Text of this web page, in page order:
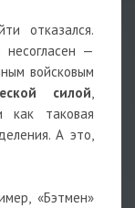
отказался.
—
войсковым
силой,
как таковая
А это,
«Бэтмен»